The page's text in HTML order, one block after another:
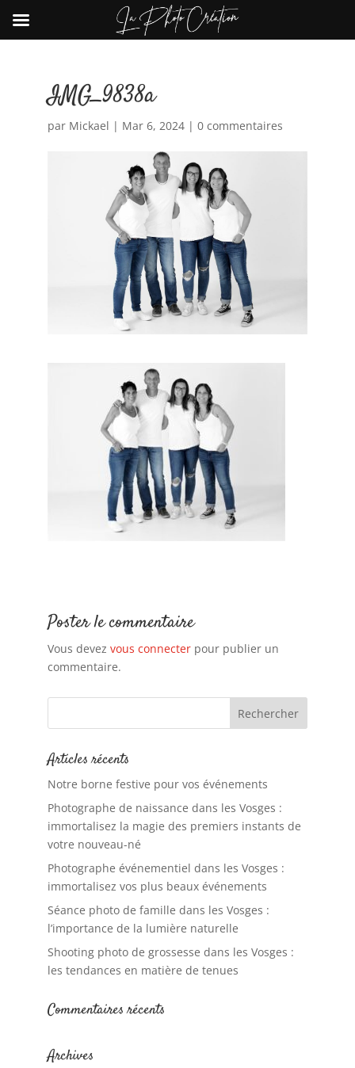
IMG_9838a
par Mickael | Mar 6, 2024| 0 commentaires
Poster le commentaire
Vous devez vous connecterpour publier un
commentaire.
Articles récents
Notre borne festive pour vos événements
Photographe de naissance dans les Vosges :
immortalisez la magie des premiers instants de
votre nouveau-né
Photographe événementiel dans les Vosges :
immortalisez vos plus beaux événements
Séance photo de famille dans les Vosges :
l’importance de la lumière naturelle
Shooting photo de grossesse dans les Vosges :
les tendances en matière de tenues
Commentaires récents
Archives